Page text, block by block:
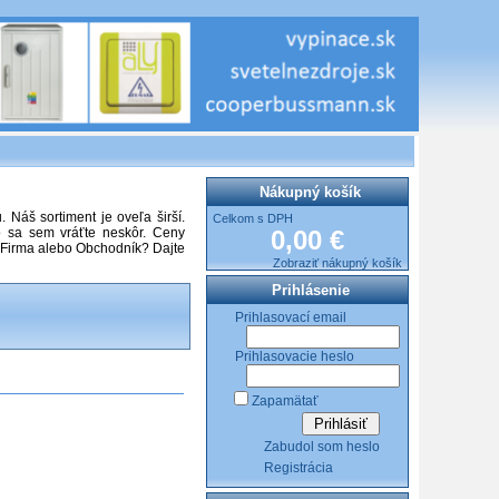
Náš sortiment je oveľa širší.
sa sem vráťte neskôr. Ceny
alebo Obchodník? Dajte
Nákupný košík
Celkom s DPH
0,00 €
Zobraziť nákupný košík
Prihlásenie
Prihlasovací email
Prihlasovacie heslo
Zapamätať
Zabudol som heslo
Registrácia